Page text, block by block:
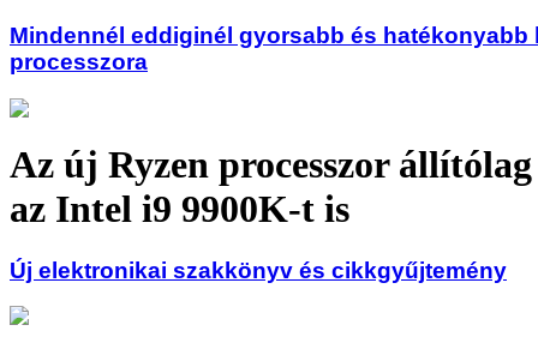
Mindennél eddiginél gyorsabb és hatékonyabb
processzora
Az új Ryzen processzor
az Intel i9 9900K-t is
Új elektronikai szakkönyv és cikkgyűjtemény